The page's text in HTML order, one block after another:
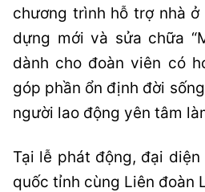
chương trình hỗ trợ nhà
dựng mới và sửa chữa
dành cho đoàn viên có
góp phần ổn định đời
người lao động yên tâm
Tại lễ phát động, đại
quốc tỉnh cùng Liên đoàn